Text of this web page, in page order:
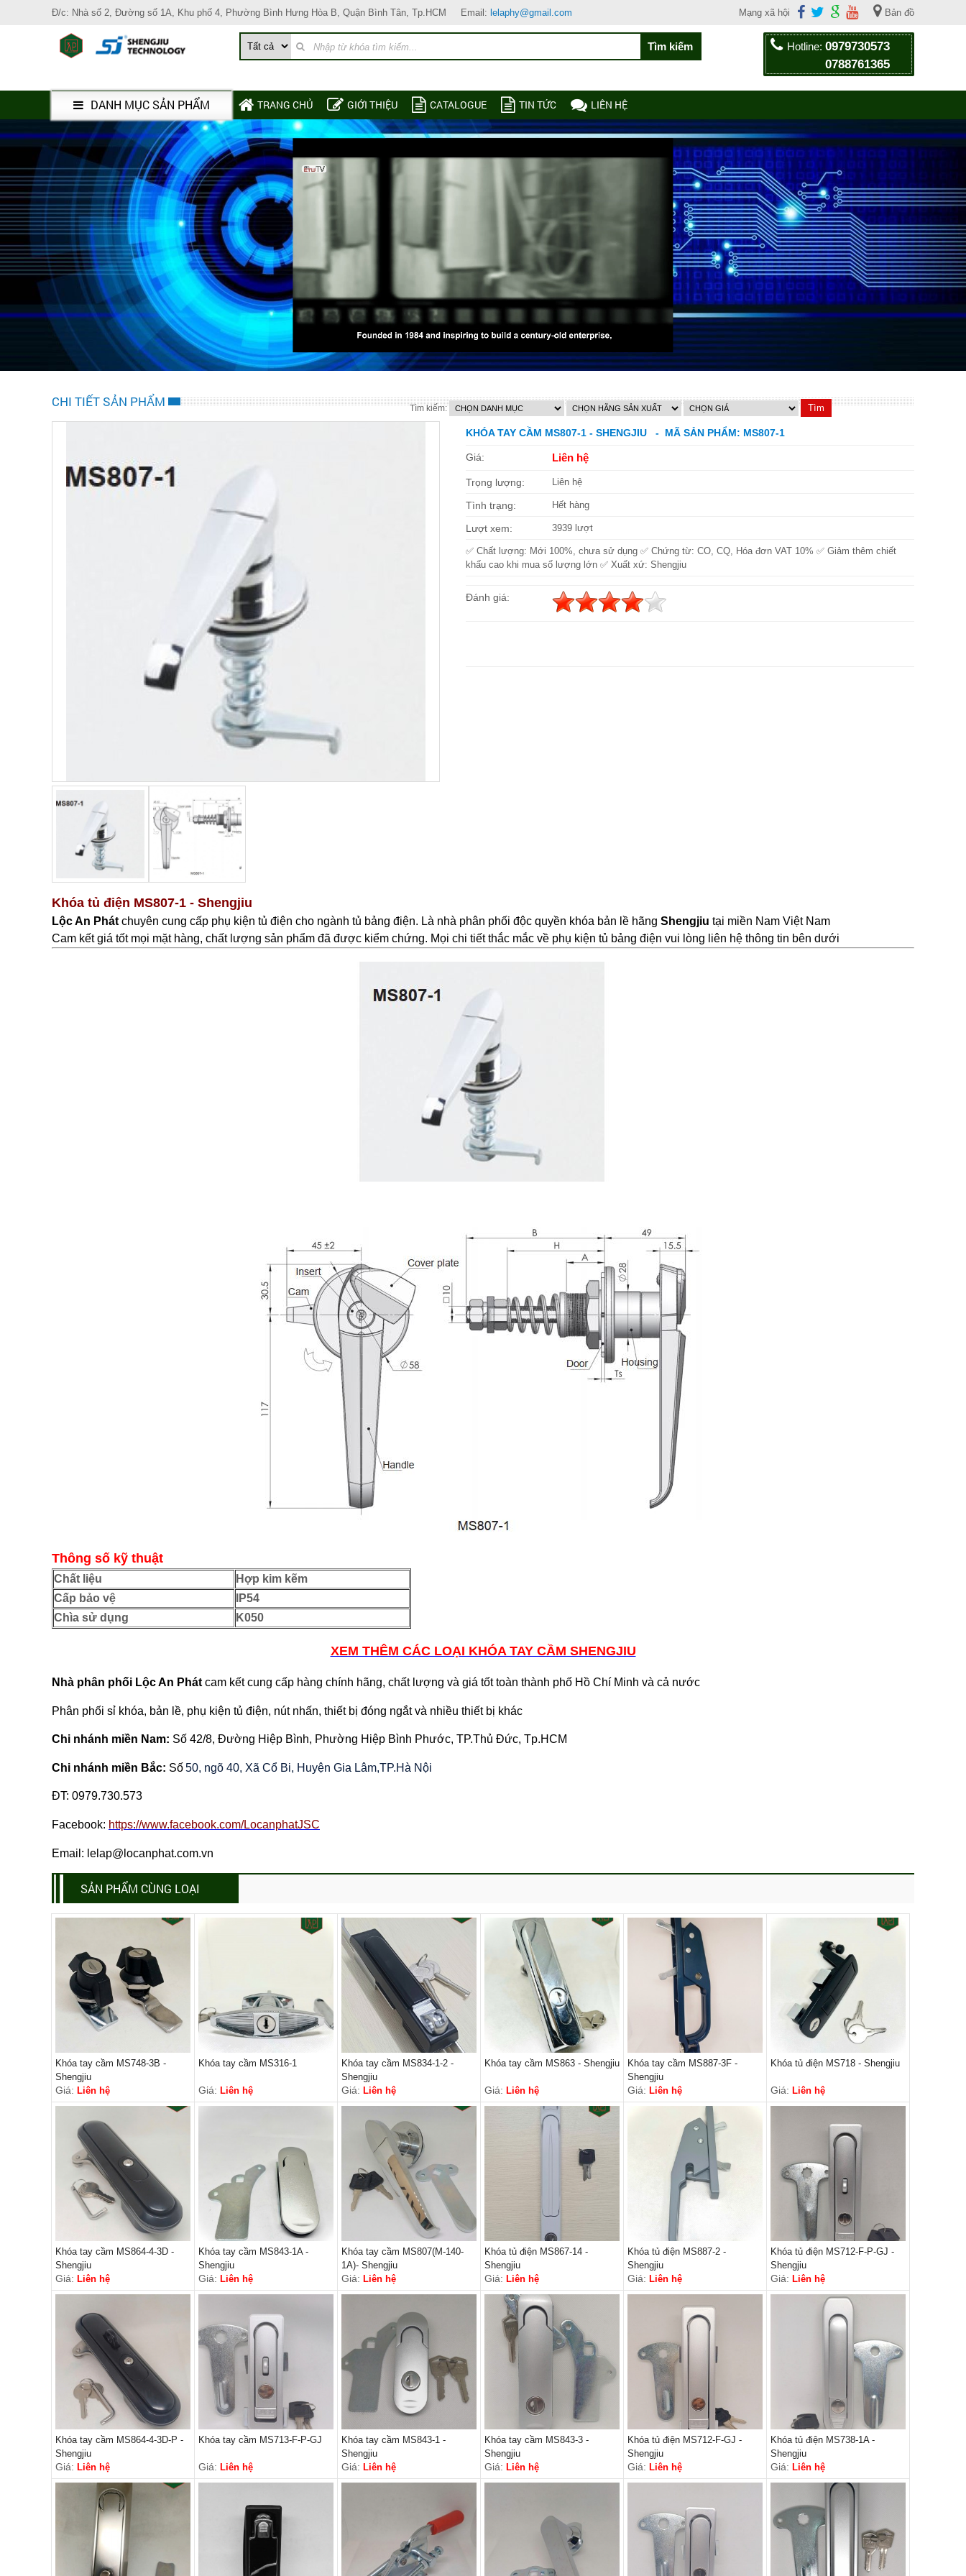
Đ/c: Nhà số 2, Đường số 1A, Khu phố 4, Phường Bình Hưng Hòa B, Quận Bình Tân, Tp.HCM Email: lelaphy@gmail.com Bản đồ
Mạng xã hội
Hotline: 0979730573
0788761365
DANH MỤC SẢN PHẨM TRANG CHỦ GIỚI THIỆU CATALOGUE TIN TỨC LIÊN HỆ
Tìm kiếm:
CHI TIẾT SẢN PHẨM
KHÓA TAY CẦM MS807-1 - SHENGJIU - MÃ SẢN PHẨM: MS807-1
Giá: Liên hệ
Trọng lượng: Liên hệ
Tình trạng: Hết hàng
Lượt xem: 3939 lượt
✅ Chất lượng: Mới 100%, chưa sử dụng ✅ Chứng từ: CO, CQ, Hóa đơn VAT 10% ✅ Giảm thêm chiết
khấu cao khi mua số lượng lớn ✅ Xuất xứ: Shengjiu
Đánh giá:
Khóa tủ điện MS807-1 - Shengjiu
Lộc An Phát chuyên cung cấp phụ kiện tủ điện cho ngành tủ bảng điện. Là nhà phân phối độc quyền khóa bản lề hãng Shengjiu tại miền Nam Việt Nam
Cam kết giá tốt mọi mặt hàng, chất lượng sản phẩm đã được kiểm chứng. Mọi chi tiết thắc mắc về phụ kiện tủ bảng điện vui lòng liên hệ thông tin bên dưới
Thông số kỹ thuật
Chất liệu
Hợp kim kẽm
Cấp bảo vệ
IP54
Chìa sử dụng
K050
XEM THÊM CÁC LOẠI KHÓA TAY CẦM SHENGJIU
Nhà phân phối Lộc An Phát cam kết cung cấp hàng chính hãng, chất lượng và giá tốt toàn thành phố Hồ Chí Minh và cả nước
Phân phối sỉ khóa, bản lề, phụ kiện tủ điện, nút nhấn, thiết bị đóng ngắt và nhiều thiết bị khác
Chi nhánh miền Nam: Số 42/8, Đường Hiệp Bình, Phường Hiệp Bình Phước, TP.Thủ Đức, Tp.HCM
Chi nhánh miền Bắc: Số50, ngõ 40, Xã Cổ Bi, Huyện Gia Lâm,TP.Hà Nội
ĐT: 0979.730.573
Facebook: https://www.facebook.com/LocanphatJSC
Email: lelap@locanphat.com.vn
SẢN PHẨM CÙNG LOẠI
Khóa tay cầm MS748-3B -
Shengjiu
Giá: Liên hệ
Khóa tay cầm MS316-1
Giá: Liên hệ
Khóa tay cầm MS834-1-2 -
Shengjiu
Giá: Liên hệ
Khóa tay cầm MS863 - Shengjiu
Giá: Liên hệ
Khóa tay cầm MS887-3F -
Shengjiu
Giá: Liên hệ
Khóa tủ điện MS718 - Shengjiu
Giá: Liên hệ
Khóa tay cầm MS864-4-3D -
Shengjiu
Giá: Liên hệ
Khóa tay cầm MS843-1A -
Shengjiu
Giá: Liên hệ
Khóa tay cầm MS807(M-140-
1A)- Shengjiu
Giá: Liên hệ
Khóa tủ điện MS867-14 -
Shengjiu
Giá: Liên hệ
Khóa tủ điện MS887-2 -
Shengjiu
Giá: Liên hệ
Khóa tủ điện MS712-F-P-GJ -
Shengjiu
Giá: Liên hệ
Khóa tay cầm MS864-4-3D-P -
Shengjiu
Giá: Liên hệ
Khóa tay cầm MS713-F-P-GJ
Giá: Liên hệ
Khóa tay cầm MS843-1 -
Shengjiu
Giá: Liên hệ
Khóa tay cầm MS843-3 -
Shengjiu
Giá: Liên hệ
Khóa tủ điện MS712-F-GJ -
Shengjiu
Giá: Liên hệ
Khóa tủ điện MS738-1A -
Shengjiu
Giá: Liên hệ